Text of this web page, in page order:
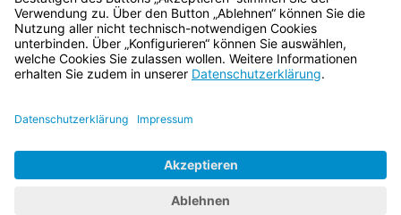
Bayern.de
BayernPortal
Impressum